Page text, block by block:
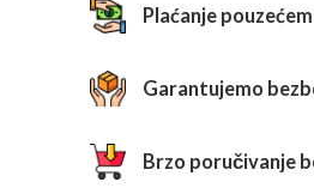
Plaćanje pouzećem
Garantujemo
Brzo poručivanje